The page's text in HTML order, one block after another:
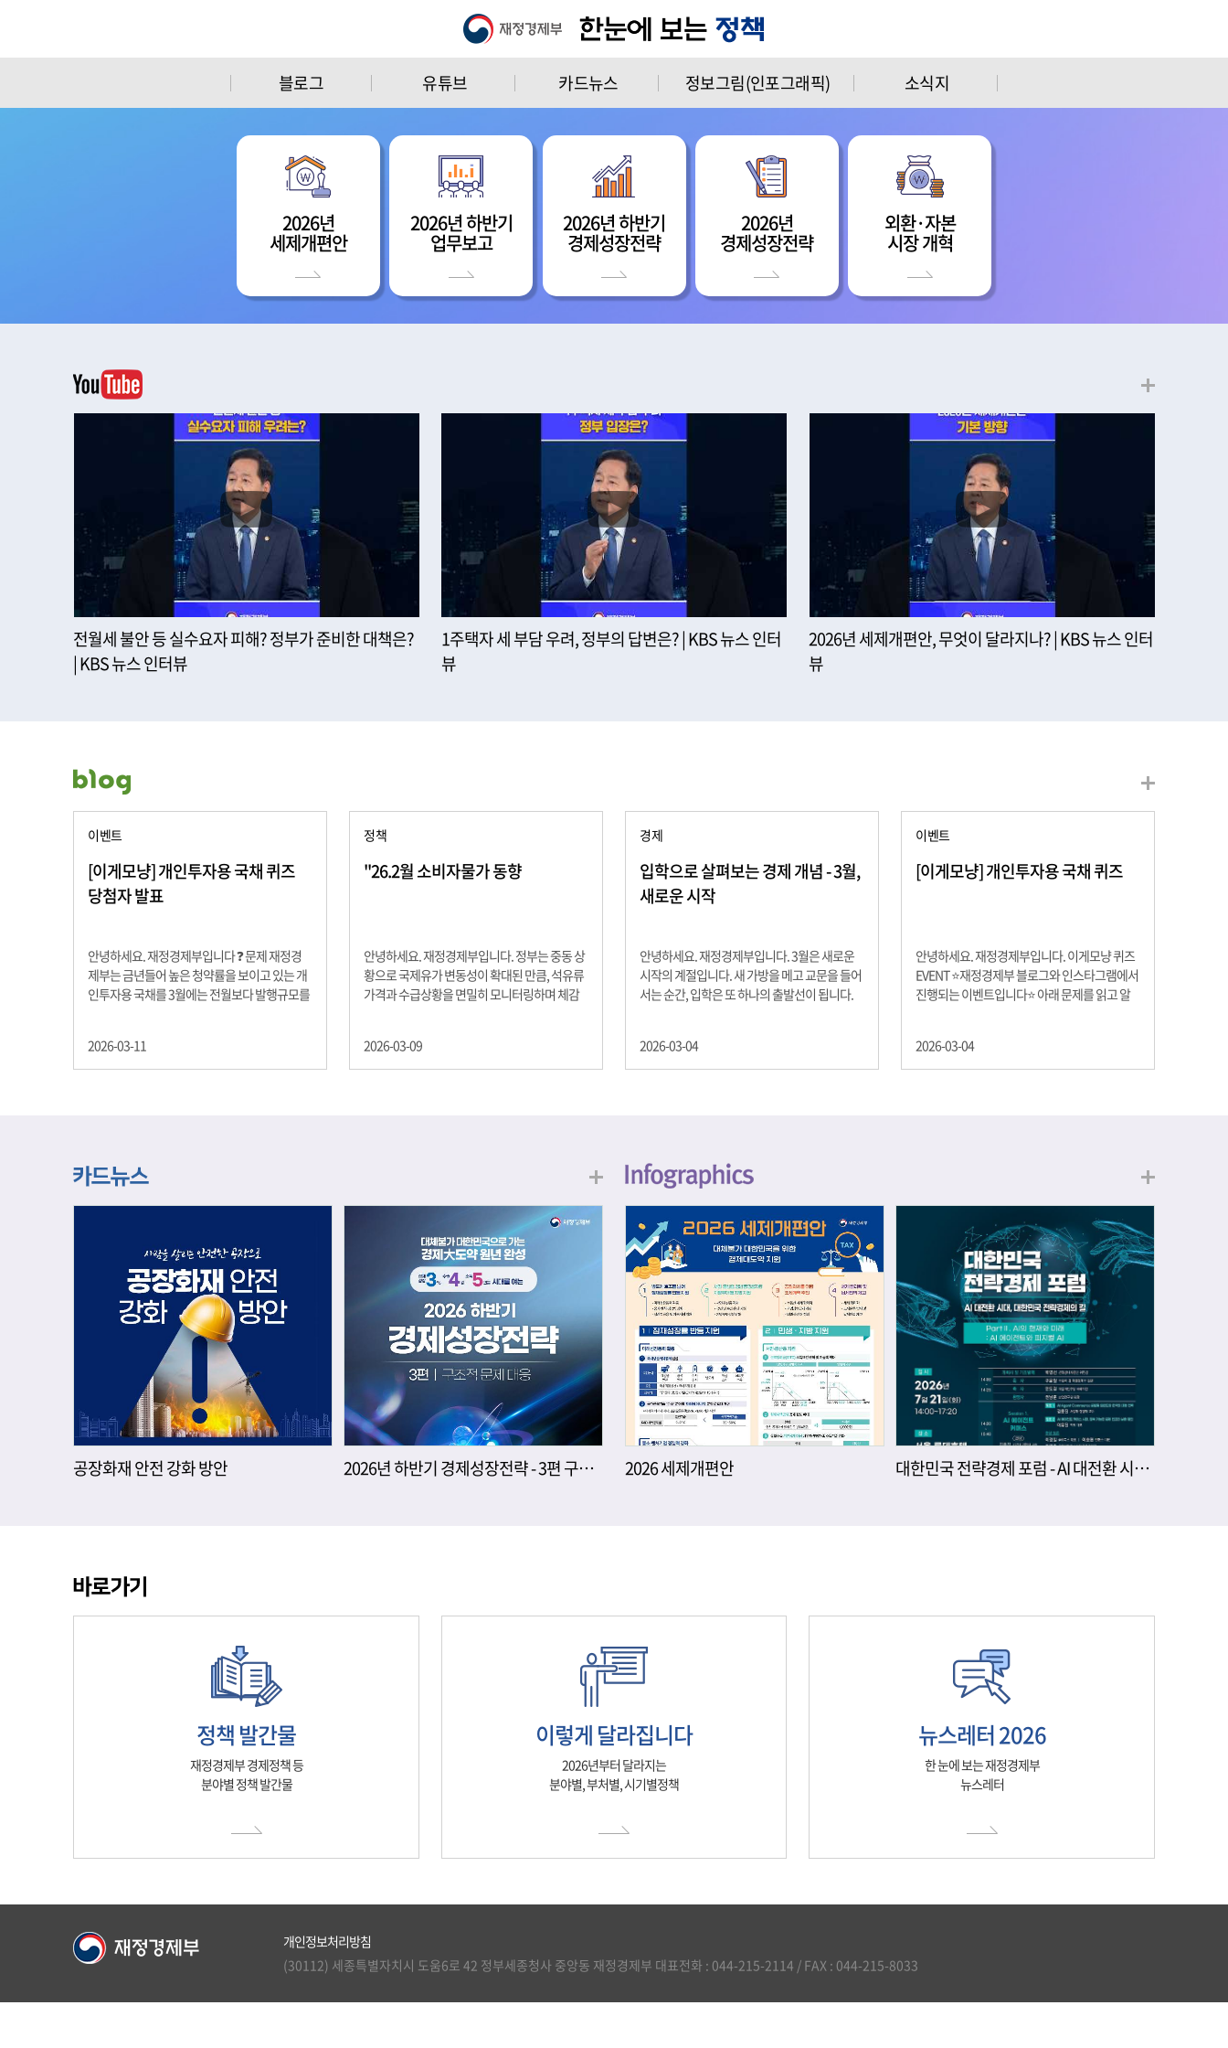
블로그 유튜브 카드뉴스 정보그림(인포그래픽) 소식지
2026년
세제개편안
2026년 하반기
업무보고
2026년 하반기
경제성장전략
2026년
경제성장전략
외환·자본
시장 개혁
전월세 불안 등 실수요자 피해? 정부가 준비한 대책은?
| KBS 뉴스 인터뷰
1주택자 세 부담 우려, 정부의 답변은? | KBS 뉴스 인터
뷰
2026년 세제개편안, 무엇이 달라지나? | KBS 뉴스 인터
뷰
이벤트
[이게모냥] 개인투자용 국채 퀴즈
당첨자 발표
안녕하세요. 재정경제부입니다 ❓ 문제 재정경
제부는 금년들어 높은 청약률을 보이고 있는 개
인투자용 국채를 3월에는 전월보다 발행규모를
년물 900억원, 20년물 300억원입니다. 그렇다
면 3월 개인투자용 국채의 총 발행 예정 금액은
은 인스타그램 개별 DM으로 폼링크를 전달드립
니다.
2026-03-11
정책
"26.2월 소비자물가 동향
안녕하세요. 재정경제부입니다. 정부는 중동 상
황으로 국제유가 변동성이 확대된 만큼, 석유류
가격과 수급상황을 면밀히 모니터링하며 체감
고 추세적 흐름을 보여주는 근원물가는 2.3% 상
승 향후 지정학적 요인, 기상여건 등 불확실성이
2026-03-09
경제
입학으로 살펴보는 경제 개념 - 3월,
새로운 시작
안녕하세요. 재정경제부입니다. 3월은 새로운
시작의 계절입니다. 새 가방을 메고 교문을 들어
서는 순간, 입학은 또 하나의 출발선이 됩니다.
음이기도 합니다. 입학이라는 순간을 경제의 시
각으로 바라보면, 우리는 한 가지 중요한 개념을
식, 친구들과의 협업, 다양한 활동 속에서 얻는
문제 해결 경험은 모두 개인의 역량으로 축적됩
니다. 경제학에서는 이.......
2026-03-04
이벤트
[이게모냥] 개인투자용 국채 퀴즈
안녕하세요. 재정경제부입니다. 이게모냥 퀴즈
EVENT ⭐재정경제부 블로그와 인스타그램에서
진행되는 이벤트입니다⭐ 아래 문제를 읽고 알
자용 국채를 3월에는 전월보다 발행규모를 100
억원 확대합니다. 2026년 3월에 발행 예정인 ⎾
폰 (60명) 참여.......
2026-03-04
공장화재 안전 강화 방안 2026년 하반기 경제성장전략 - 3편 구조적 문제 대응 2026 세제개편안 대한민국 전략경제 포럼 - AI 대전환 시대, 대한민국 전략경제의 길
정책 발간물
재정경제부 경제정책 등
분야별 정책 발간물
이렇게 달라집니다
2026년부터 달라지는
분야별, 부처별, 시기별정책
뉴스레터 2026
한 눈에 보는 재정경제부
뉴스레터
개인정보처리방침
(30112) 세종특별자치시 도움6로 42 정부세종청사 중앙동 재정경제부 대표전화 : 044-215-2114 / FAX : 044-215-8033